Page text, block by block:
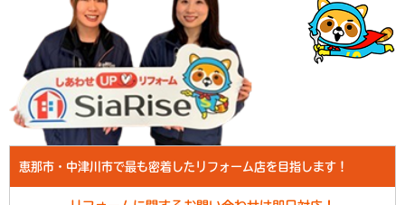
恵那市・中津川市で最も密着したリフォーム店を目指します！